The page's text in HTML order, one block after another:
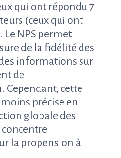
qui ont répondu 7
(ceux qui ont
Le NPS permet
de la fidélité des
informations sur
de
Cependant, cette
précise en
globale des
concentre
la propension à